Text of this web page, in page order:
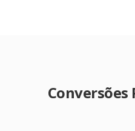
Conversões